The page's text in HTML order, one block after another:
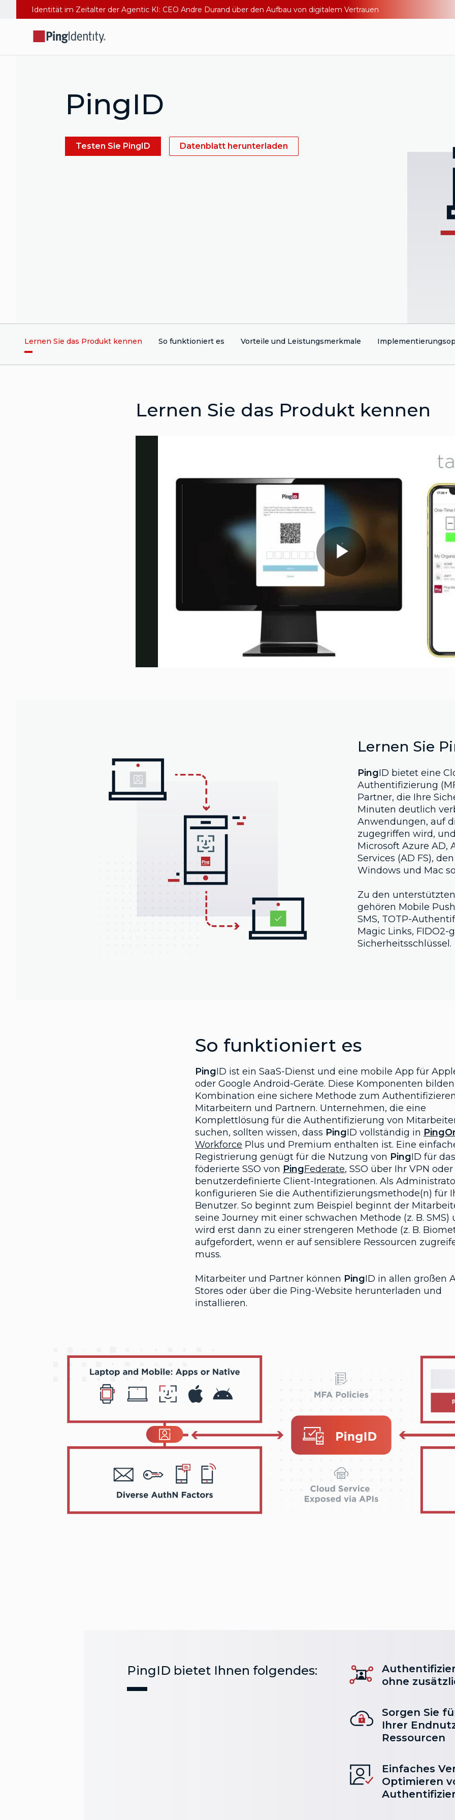
Identität im Zeitalter der Agentic KI: CEO Andre Durand über den Aufbau von digitalem Vertrauen
PingID
Testen Sie PingID Datenblatt herunterladen
Lernen Sie das Produkt kennen So funktioniert es Vorteile und Leistungsmerkmale
Lernen Sie das Produkt kennen
Play
Lernen Sie
PingID bietet eine
Authentifizierung
Partner, die Ihre
Minuten deutlich
Anwendungen, auf
zugegriffen wird,
Microsoft Azure AD,
Services (AD FS),
Windows und Mac
Zu den
gehören Mobile
SMS, TOTP-
Magic Links,
Sicherheitsschlüssel.
So funktioniert es
PingID ist ein SaaS-Dienst und eine mobile App für
oder Google Android-Geräte. Diese Komponenten
Kombination eine sichere Methode zum
Mitarbeitern und Partnern. Unternehmen, die eine
Komplettlösung für die Authentifizierung von
suchen, sollten wissen, dass PingID vollständig in
Workforce Plus und Premium enthalten ist. Eine
Registrierung genügt für die Nutzung von PingID für das
föderierte SSO von PingFederate, SSO über Ihr VPN oder
benutzerdefinierte Client-Integrationen. Als
konfigurieren Sie die Authentifizierungsmethode(n) für
Benutzer. So beginnt zum Beispiel beginnt der
seine Journey mit einer schwachen Methode (z. B. SMS)
wird erst dann zu einer strengeren Methode (z. B.
aufgefordert, wenn er auf sensiblere Ressourcen
muss.
Mitarbeiter und Partner können PingID in allen großen
Stores oder über die Ping-Website herunterladen und
installieren.
PingID bietet Ihnen folgendes:
ohne
Sorgen Sie
Ihrer
Ressourcen
Einfaches
Optimieren